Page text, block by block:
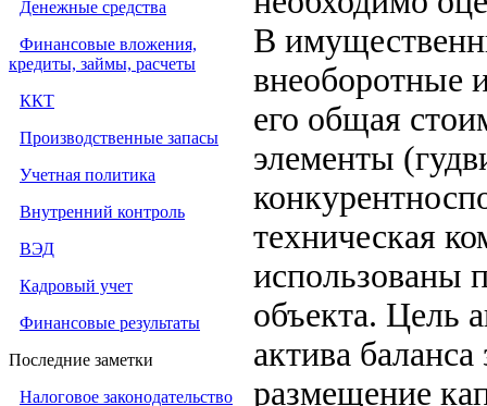
Денежные средства
Финансовые вложения,
кредиты, займы, расчеты
ККТ
Производственные запасы
Учетная политика
Внутренний контроль
ВЭД
Кадровый учет
Финансовые результаты
Последние заметки
Налоговое законодательство
В
внеоборотные
его общая
элементы
техническая
использованы
объекта. Цель
актива
размещение